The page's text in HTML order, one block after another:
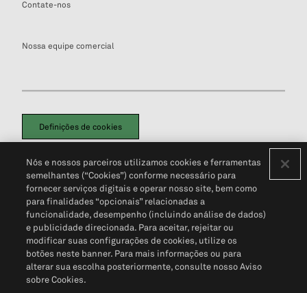
Contate-nos
Nossa equipe comercial
Definições de cookies
Política de PrivacidadePortal de privacidade do cliente (em inglês)
Não Venda Minhas Informações Pessoais© 2026 S&P Global
Nós e nossos parceiros utilizamos cookies e ferramentas
semelhantes (“Cookies”) conforme necessário para
fornecer serviços digitais e operar nosso site, bem como
para finalidades “opcionais” relacionadas a
funcionalidade, desempenho (incluindo análise de dados)
e publicidade direcionada. Para aceitar, rejeitar ou
modificar suas configurações de cookies, utilize os
botões neste banner. Para mais informações ou para
alterar sua escolha posteriormente, consulte nosso Aviso
sobre Cookies.